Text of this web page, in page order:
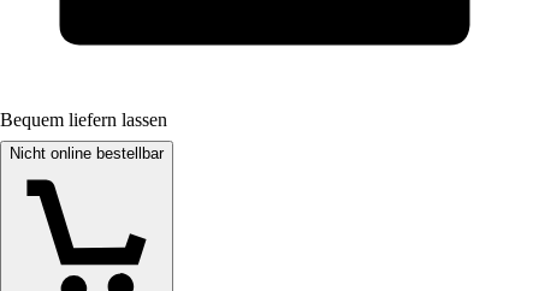
Bequem liefern lassen
Nicht online bestellbar